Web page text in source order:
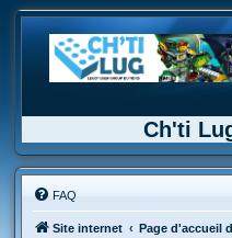
Ch'ti
FAQ
Site internet Page d'accueil